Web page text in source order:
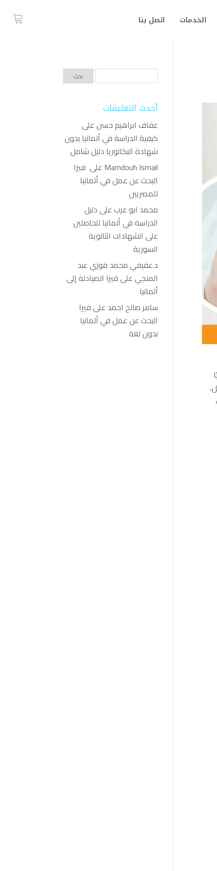
الخدمات اتصل بنا
أحدث التعليقات
عفاف ابراهيم حسنعلى
كيفية الدراسة في ألمانيا بدون
شهادة البكالوريا دليل شامل
Mamdouh Ismail على فيزا
البحث عن عمل في ألمانيا
للمصريين
محمد ابو عربعلىدليل
الدراسة في ألمانيا للحاصلين
على الشهادات الثانوية
السورية
د.عفيفي محمد فوزي عبد
المنجيعلىفيزا الصيادلة إلى
ألمانيا
سامر صالح احمد علىفيزا
البحث عن عمل في ألمانيا
بدون لغة